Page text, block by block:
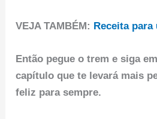
VEJA TAMBÉM: Receita
Então pegue o trem e siga
capítulo que te levará mais
feliz para sempre.